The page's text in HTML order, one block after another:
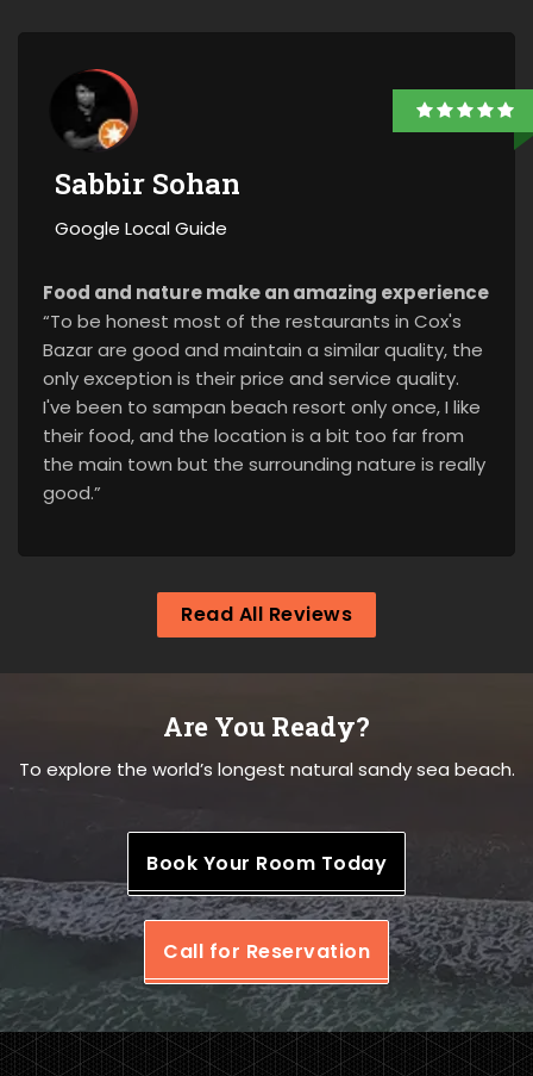
Sabbir Sohan
Google Local Guide
Food and nature make an amazing experience
“To be honest most of the restaurants in Cox's
Bazar are good and maintain a similar quality, the
only exception is their price and service quality.
I've been to sampan beach resort only once, I like
their food, and the location is a bit too far from
the main town but the surrounding nature is really
good.”
Read All Reviews
Are You Ready?
To explore the world’s longest natural sandy sea beach.
Book Your Room Today
Call for Reservation